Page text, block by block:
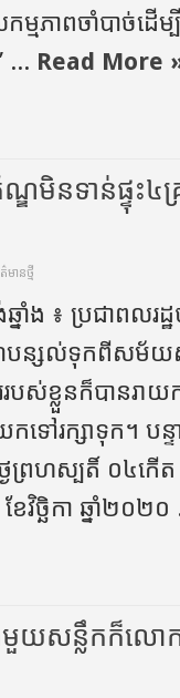
មភាពចាំបាច់ដើម្
... Read More
មិនទាន់​ផ្ទុះ​៤គ្
មានថ្មី
ឆ្នាំង​ ៖​ ប្រជាពលរ
ន្សល់ទុកពីសម័យសង្
របស់ខ្លួនក៏បានរា
ទៅរក្សាទុក។ បន្
ៃ​ព្រហស្បតិ៍​ ០៤​កើ
វិច្ឆិកា​ ឆ្នាំ​២០២
យសន្លឹកក៏លោក